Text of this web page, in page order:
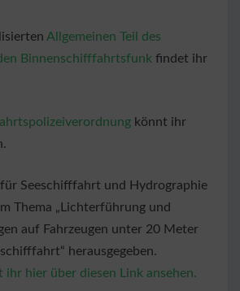
Allgemeinen Teil des
Binnenschifffahrtsfunk findet ihr
könnt ihr
für Seeschifffahrt und Hydrographie
Thema „Lichterführung und
auf Fahrzeugen unter 20 Meter
herausgegeben.
ihr hier über diesen Link ansehen.